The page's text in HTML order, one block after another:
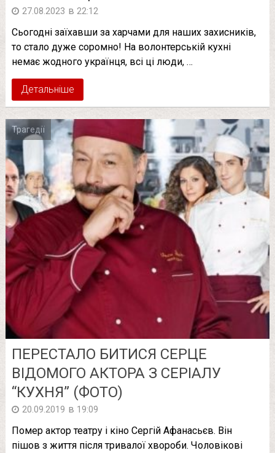
27.08.2023 в 22:12
Сьогодні заїхавши за харчами для наших захисників,
то стало дуже соромно! На волонтерській кухні
немає жодного українця, всі ці люди, …
Детальніше
Трагедії
ПЕРЕСТАЛО БИТИСЯ СЕРЦЕ
ВІДОМОГО АКТОРА З СЕРІАЛУ
“КУХНЯ” (ФОТО)
20.09.2019 в 19:09
Помер актор театру і кіно Сергій Афанасьєв. Він
пішов з життя після тривалої хвороби. Чоловікові